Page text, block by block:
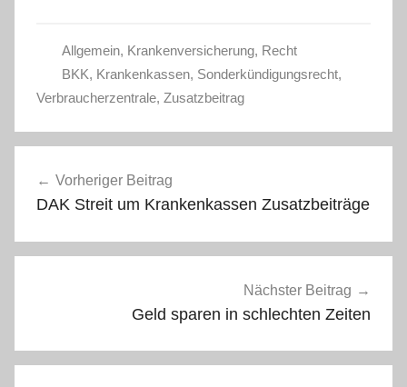
Allgemein, Krankenversicherung, Recht
BKK, Krankenkassen, Sonderkündigungsrecht,
Verbraucherzentrale, Zusatzbeitrag
Vorheriger Beitrag
DAK Streit um Krankenkassen Zusatzbeiträge
Nächster Beitrag
Geld sparen in schlechten Zeiten